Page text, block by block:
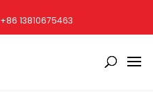
+86 13810675463